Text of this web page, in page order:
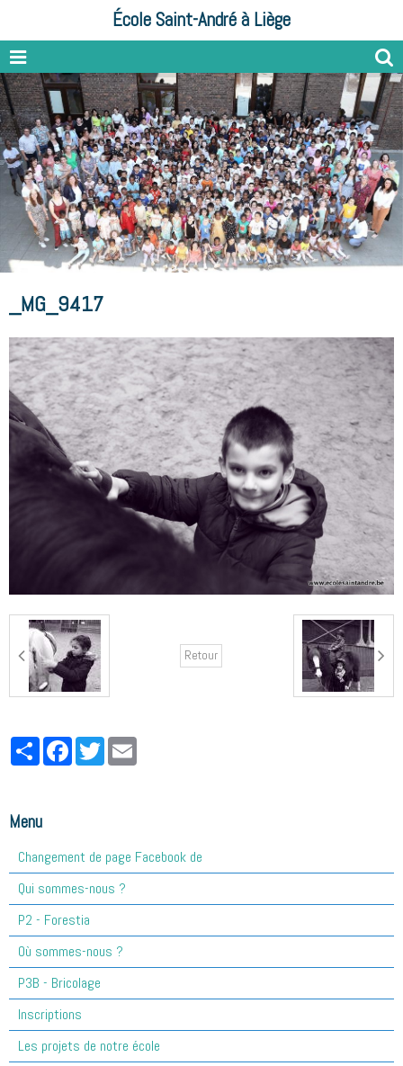
École Saint-André à Liège
_MG_9417
Retour
PartagerFacebookTwitter
Menu
Changement de page Facebook de
Qui sommes-nous ?
P2 - Forestia
Où sommes-nous ?
P3B - Bricolage
Inscriptions
Les projets de notre école